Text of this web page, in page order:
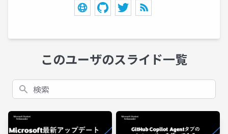
このユーザのスライド一覧
検索